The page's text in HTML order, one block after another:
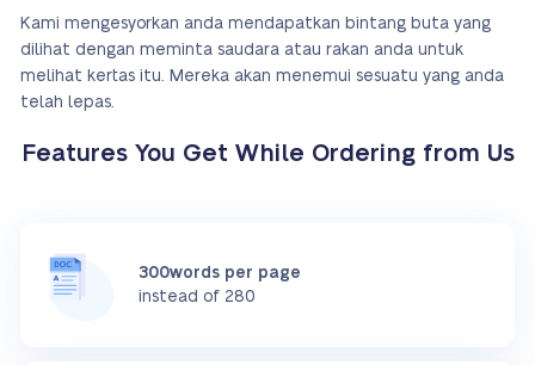
Kami mengesyorkan anda mendapatkan bintang buta yang
dilihat dengan meminta saudara atau rakan anda untuk
melihat kertas itu. Mereka akan menemui sesuatu yang anda
telah lepas.
Features You Get While Ordering from Us
300words per page
instead of 280